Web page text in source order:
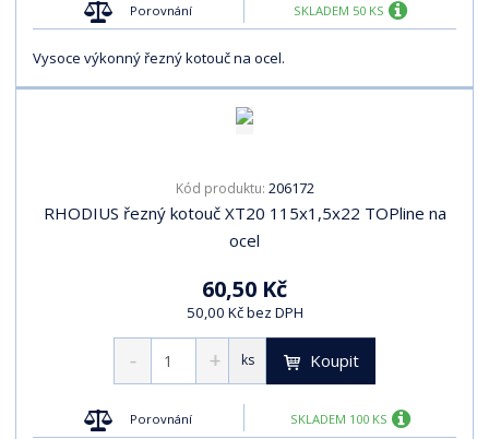
Porovnání SKLADEM 50 KS
Vysoce výkonný řezný kotouč na ocel.
Kód produktu: 206172
RHODIUS řezný kotouč XT20 115x1,5x22 TOPline na
ocel
60,50 Kč
50,00 Kč bez DPH
ks Koupit
Porovnání SKLADEM 100 KS